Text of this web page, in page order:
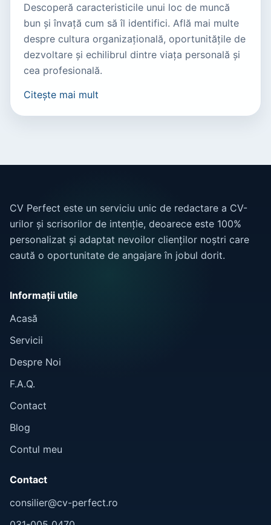
Descoperă caracteristicile unui loc de muncă
bun și învață cum să îl identifici. Află mai multe
despre cultura organizațională, oportunitățile de
dezvoltare și echilibrul dintre viața personală și
cea profesională.
Citește mai mult
CV Perfect este un serviciu unic de redactare a CV-
urilor și scrisorilor de intenție, deoarece este 100%
personalizat și adaptat nevoilor clienților noștri care
caută o oportunitate de angajare în jobul dorit.
Informații utile
Acasă
Servicii
Despre Noi
F.A.Q.
Contact
Blog
Contul meu
Contact
consilier@cv-perfect.ro